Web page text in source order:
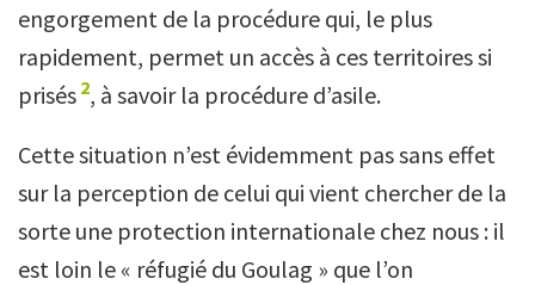
engorgement de la procédure qui, le plus
rapidement, permet un accès à ces territoires si
prisés 2, à savoir la procédure d’asile.
Cette situation n’est évidemment pas sans effet
sur la perception de celui qui vient chercher de la
sorte une protection internationale chez nous : il
est loin le « réfugié du Goulag » que l’on